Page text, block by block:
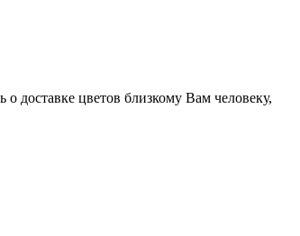
цветов близкому Вам человеку,